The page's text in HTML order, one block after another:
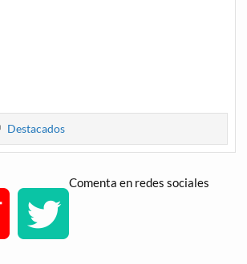
Destacados
Comenta en redes sociales